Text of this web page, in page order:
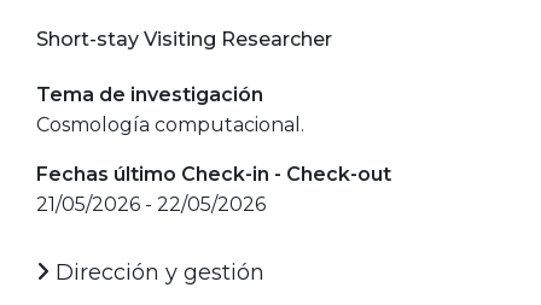
Short-stay Visiting Researcher
Tema de investigación
Cosmología computacional.
Fechas último Check-in - Check-out
21/05/2026 - 22/05/2026
Dirección y gestión